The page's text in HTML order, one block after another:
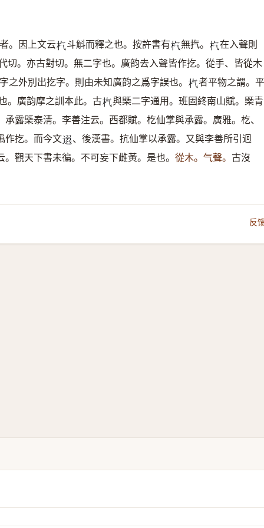
。因上文云𣏙 斗斛而釋之也。按許書有𣏙 無㧉。 𣏙 在入聲則
切。亦古對切。無二字也。廣韵去入聲皆作扢。從手、皆從木
字之外別出扢字。則由未知廣韵之爲字誤也。 𣏙 者平物之謂。平
。廣韵摩之訓本此。古𣏙 與槩二字通用。班固終南山賦。槩青
露槩泰淸。李善注云。西都賦。杚仙掌與承露。廣雅。杚、
作扢。而今文𨕖 、後漢書。抗仙掌以承露。又與李善所引迥
觀天下書未徧。不可妄下雌黃。是也。 從木。气聲。 古沒
反